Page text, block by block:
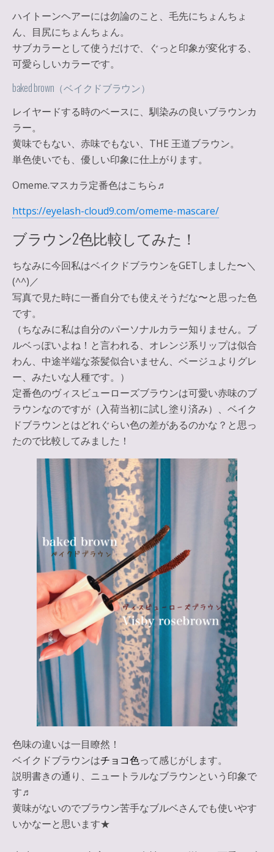
ハイトーンヘアーには勿論のこと、毛先にちょんちょ
ん、目尻にちょんちょん。
サブカラーとして使うだけで、ぐっと印象が変化する、
可愛らしいカラーです。
baked brown（ベイクドブラウン）
レイヤードする時のベースに、馴染みの良いブラウンカ
ラー。
黄味でもない、赤味でもない、THE 王道ブラウン。
単色使いでも、優しい印象に仕上がります。
Omeme.マスカラ定番色はこちら♬
https://eyelash-cloud9.com/omeme-mascare/
ブラウン2色比較してみた！
ちなみに今回私はベイクドブラウンをGETしました〜＼
(^^)／
写真で見た時に一番自分でも使えそうだな〜と思った色
です。
（ちなみに私は自分のパーソナルカラー知りません。ブ
ルベっぽいよね！と言われる、オレンジ系リップは似合
わん、中途半端な茶髪似合いません、ベージュよりグレ
ー、みたいな人種です。）
定番色のヴィスビューローズブラウンは可愛い赤味のブ
ラウンなのですが（入荷当初に試し塗り済み）、ベイク
ドブラウンとはどれぐらい色の差があるのかな？と思っ
たので比較してみました！
色味の違いは一目瞭然！
ベイクドブラウンはチョコ色って感じがします。
説明書きの通り、ニュートラルなブラウンという印象で
す♬
黄味がないのでブラウン苦手なブルベさんでも使いやす
いかなーと思います★